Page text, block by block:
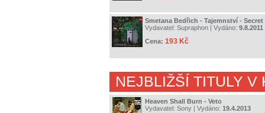
Smetana Bedřich - Tajemnství - Secret
Vydavatel: Supraphon | Vydáno: 9.8.2011
Cena: 193 Kč
NEJBLIŽŠÍ TITULY V
Heaven Shall Burn - Veto
Vydavatel: Sony | Vydáno: 19.4.2013